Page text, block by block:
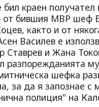
краен
от бившия МВР шеф
както и от
Василев е
Ставрев и Жана
разпорежданията
шефка
за да я запознае с
полиция" на